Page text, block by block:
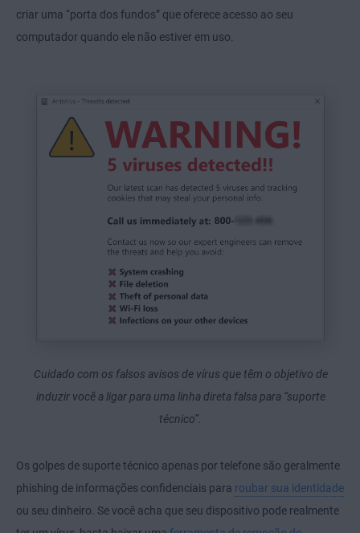
criar uma “porta dos fundos” que oferece acesso ao seu
computador quando ele não estiver em uso.
Cuidado com os falsos avisos de vírus que têm o objetivo de
induzir você a ligar para uma linha direta falsa para “suporte
técnico”.
Os golpes de suporte técnico apenas por telefone são geralmente
phishing de informações confidenciais para roubar sua identidade
ou seu dinheiro. Se você acha que seu dispositivo pode realmente